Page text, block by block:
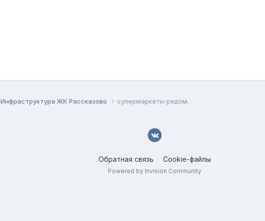
Инфраструктура ЖК Рассказово супермаркеты рядом.
Обратная связь Cookie-файлы
Powered by Invision Community